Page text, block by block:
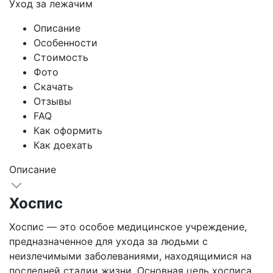
Уход за лежачим
Описание
Особенности
Стоимость
Фото
Скачать
Отзывы
FAQ
Как оформить
Как доехать
Описание
Хоспис
Хоспис — это особое медицинское учреждение,
предназначенное для ухода за людьми с
неизлечимыми заболеваниями, находящимися на
последней стадии жизни. Основная цель хосписа